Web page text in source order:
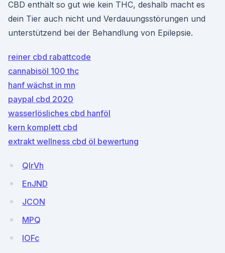
CBD enthält so gut wie kein THC, deshalb macht es
dein Tier auch nicht und Verdauungsstörungen und
unterstützend bei der Behandlung von Epilepsie.
reiner cbd rabattcode
cannabisöl 100 thc
hanf wächst in mn
paypal cbd 2020
wasserlösliches cbd hanföl
kern komplett cbd
extrakt wellness cbd öl bewertung
QlrVh
EnJND
JCON
MPQ
IOFc